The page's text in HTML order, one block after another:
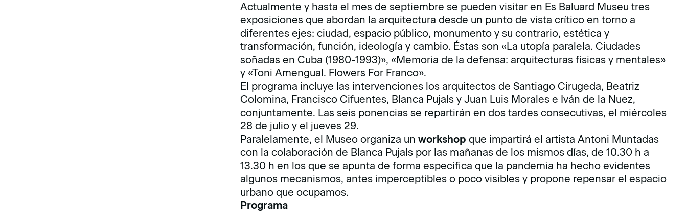
Actualmente y hasta el mes de septiembre se pueden visitar en Es Baluard Museu tres
exposiciones que abordan la arquitectura desde un punto de vista crítico en torno a
diferentes ejes: ciudad, espacio público, monumento y su contrario, estética y
transformación, función, ideología y cambio. Éstas son «La utopía paralela. Ciudades
soñadas en Cuba (1980-1993)», «Memoria de la defensa: arquitecturas físicas y mentales»
y «Toni Amengual. Flowers For Franco».
El programa incluye las intervenciones los arquitectos de Santiago Cirugeda, Beatriz
Colomina, Francisco Cifuentes, Blanca Pujals y Juan Luis Morales e Iván de la Nuez,
conjuntamente. Las seis ponencias se repartirán en dos tardes consecutivas, el miércoles
28 de julio y el jueves 29.
Paralelamente, el Museo organiza unworkshop que impartirá el artista Antoni Muntadas
con la colaboración de Blanca Pujals por las mañanas de los mismos días, de 10.30 h a
13.30 h en los que se apunta de forma específica que la pandemia ha hecho evidentes
algunos mecanismos, antes imperceptibles o poco visibles y propone repensar el espacio
urbano que ocupamos.
Programa